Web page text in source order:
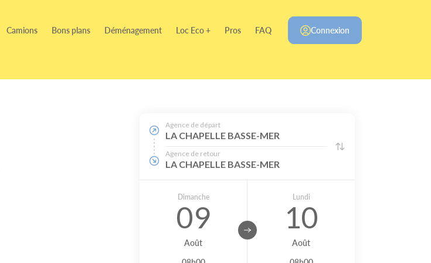
Camions Bons plans Déménagement Loc Eco + Pros FAQ Connexion
Agence de départ
LA CHAPELLE BASSE-MER
Agence de retour
LA CHAPELLE BASSE-MER
Dimanche
09
Août
Lundi
10
Août